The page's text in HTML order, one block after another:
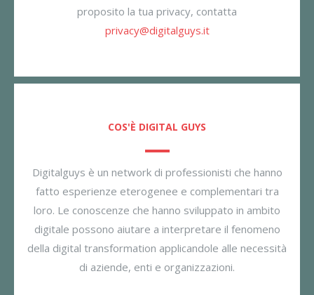
proposito la tua privacy, contatta
privacy@digitalguys.it
COS'È DIGITAL GUYS
Digitalguys è un network di professionisti che hanno
fatto esperienze eterogenee e complementari tra
loro. Le conoscenze che hanno sviluppato in ambito
digitale possono aiutare a interpretare il fenomeno
della digital transformation applicandole alle necessità
di aziende, enti e organizzazioni.